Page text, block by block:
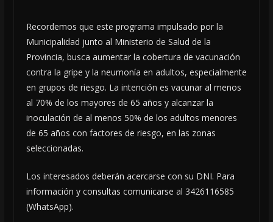
Recordemos que este programa impulsado por la
Municipalidad junto al Ministerio de Salud de la
Provincia, busca aumentar la cobertura de vacunación
contra la gripe y la neumonía en adultos, especialmente
en grupos de riesgo. La intención es vacunar al menos
al 70% de los mayores de 65 años y alcanzar la
inoculación de al menos 50% de los adultos menores
de 65 años con factores de riesgo, en las zonas
seleccionadas.
Los interesados deberán acercarse con su DNI. Para
información y consultas comunicarse al 3426116585
(WhatsApp).